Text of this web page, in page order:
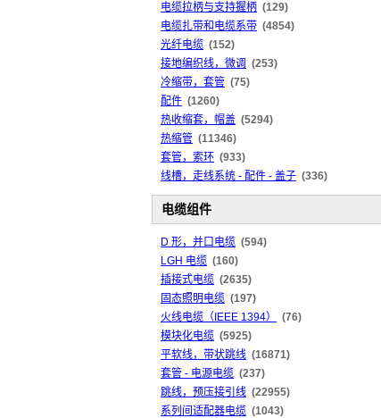
电缆拉柄与支持握柄 (129)
电缆扎带和电缆系带 (4854)
光纤电缆 (152)
接地编织线，微调 (253)
冷缩带，套管 (75)
配件 (1260)
热收缩套，帽盖 (5294)
热缩管 (11346)
套管，索环 (933)
线槽，走线系统 - 配件 - 盖子 (336)
电缆组件
D 形，并口电缆 (594)
LGH 电缆 (160)
插接式电缆 (2635)
固态照明电缆 (197)
火线电缆（IEEE 1394）
(76)
模块化电缆 (5925)
平软线，带状跳线 (16871)
套管 - 电源电缆 (237)
跳线，预压接引线 (22955)
系列间适配器电缆 (1043)